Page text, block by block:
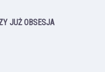
JUŻ OBSESJA